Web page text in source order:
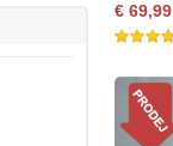
€ 69,99